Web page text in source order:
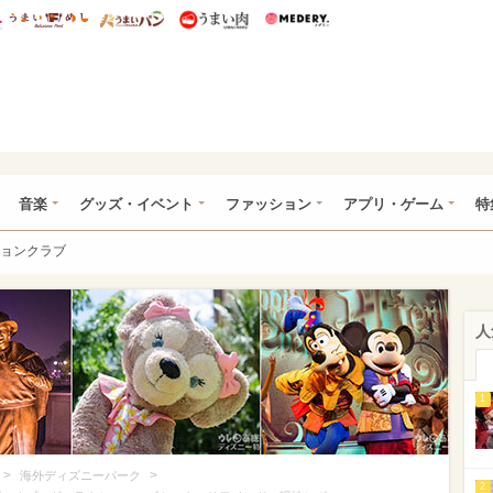
研 ディズニー特集
mimot. うまいめし うまいパン うまい肉
音楽 グッズ・イベント ファッション アプリ・ゲーム 特
ンクラブ
> 海外ディズニーパーク >
1
2